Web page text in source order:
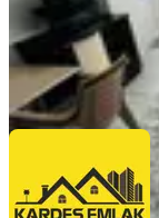
KARDEŞ EMLAK
Ara